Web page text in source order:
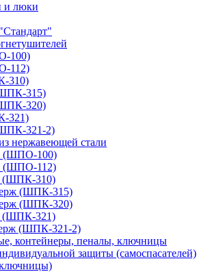
и люки
100)
112)
310)
315)
320)
321)
321-2)
нержавеющей стали
(ШПО-100)
112)
310)
(ШПК-315)
(ШПК-320)
321)
(ШПК-321-2)
контейнеры, пеналы, ключницы
защиты (самоспасателей)